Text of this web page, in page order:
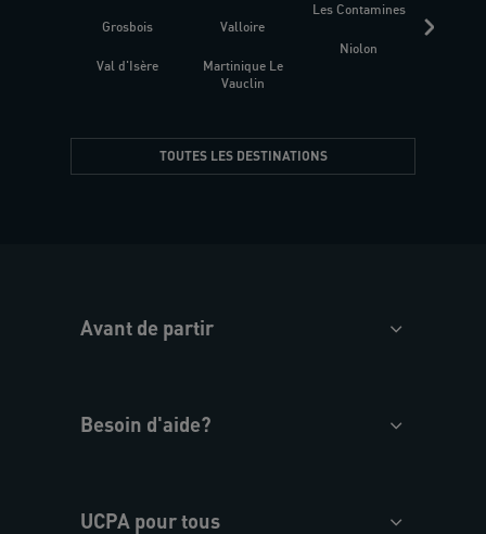
Grosbois
Val d'Isère
Valloire
Martinique Le
Vauclin
Les Contamines
Niolon
TOUTES LES DESTINATIONS
Avant de partir
Besoin d'aide?
UCPA pour tous